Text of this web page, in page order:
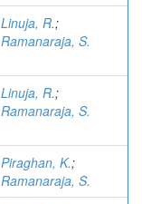
Linuja, R.;
Ramanaraja, S.
Linuja, R.;
Ramanaraja, S.
Piraghan, K.;
Ramanaraja, S.